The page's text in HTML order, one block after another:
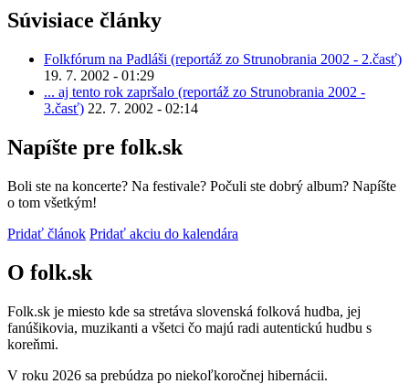
Súvisiace články
Folkfórum na Padláši (reportáž zo Strunobrania 2002 - 2.časť)
19. 7. 2002 - 01:29
... aj tento rok zapršalo (reportáž zo Strunobrania 2002 -
3.časť) 22. 7. 2002 - 02:14
Napíšte pre folk.sk
Boli ste na koncerte? Na festivale? Počuli ste dobrý album? Napíšte
o tom všetkým!
Pridať článok Pridať akciu do kalendára
O folk.sk
Folk.sk je miesto kde sa stretáva slovenská folková hudba, jej
fanúšikovia, muzikanti a všetci čo majú radi autentickú hudbu s
koreňmi.
V roku 2026 sa prebúdza po niekoľkoročnej hibernácii.